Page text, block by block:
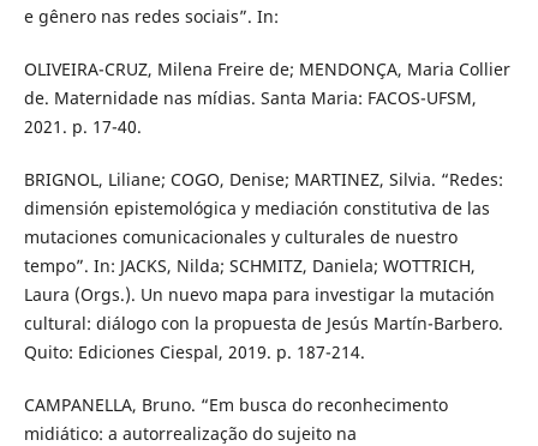
e gênero nas redes sociais”. In:
OLIVEIRA-CRUZ, Milena Freire de; MENDONÇA, Maria Collier
de. Maternidade nas mídias. Santa Maria: FACOS-UFSM,
2021. p. 17-40.
BRIGNOL, Liliane; COGO, Denise; MARTINEZ, Silvia. “Redes:
dimensión epistemológica y mediación constitutiva de las
mutaciones comunicacionales y culturales de nuestro
tempo”. In: JACKS, Nilda; SCHMITZ, Daniela; WOTTRICH,
Laura (Orgs.). Un nuevo mapa para investigar la mutación
cultural: diálogo con la propuesta de Jesús Martín-Barbero.
Quito: Ediciones Ciespal, 2019. p. 187-214.
CAMPANELLA, Bruno. “Em busca do reconhecimento
midiático: a autorrealização do sujeito na